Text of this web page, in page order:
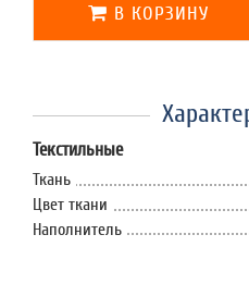
В КОРЗИНУ
Текстильные
Ткань
Цвет ткани
Наполнитель